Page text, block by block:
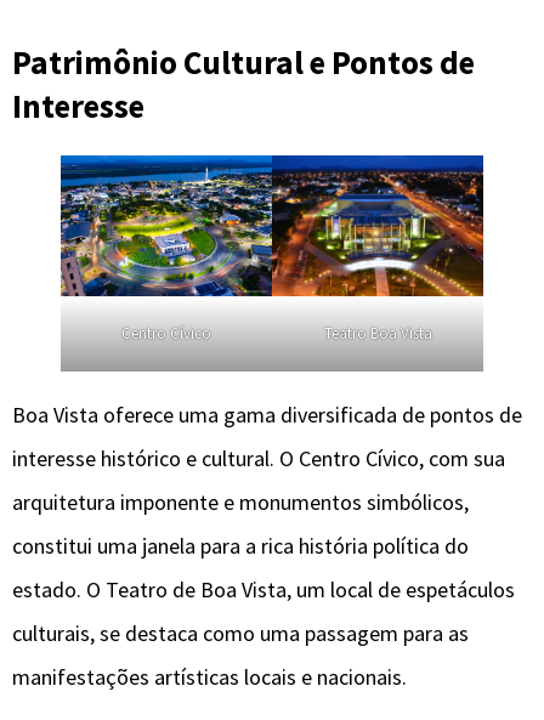
Patrimônio Cultural e Pontos de
Interesse
Centro Cívico Teatro Boa Vista
Boa Vista oferece uma gama diversificada de pontos de
interesse histórico e cultural. O Centro Cívico, com sua
arquitetura imponente e monumentos simbólicos,
constitui uma janela para a rica história política do
estado. O Teatro de Boa Vista, um local de espetáculos
culturais, se destaca como uma passagem para as
manifestações artísticas locais e nacionais.